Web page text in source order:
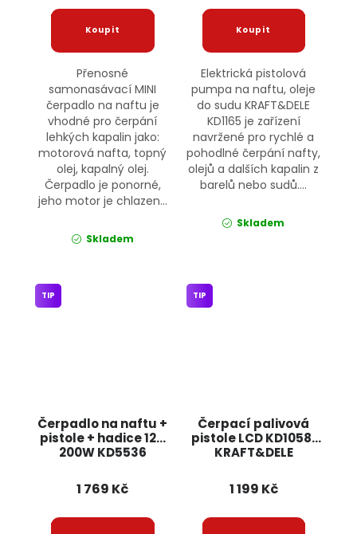
Přenosné
samonasávací MINI
čerpadlo na naftu je
vhodné pro čerpání
lehkých kapalin jako:
motorová nafta, topný
olej, kapalný olej.
Čerpadlo je ponorné,
jeho motor je chlazen...
Skladem
Elektrická pistolová
pumpa na naftu, oleje
do sudu KRAFT&DELE
KD1165 je zařízení
navržené pro rychlé a
pohodlné čerpání nafty,
olejů a dalších kapalin z
barelů nebo sudů....
Skladem
Čerpadlo na naftu +
pistole + hadice 12V
200W KD5536
TIP
1 769 Kč
Čerpací palivová
pistole LCD KD10581
KRAFT&DELE
TIP
1 199 Kč